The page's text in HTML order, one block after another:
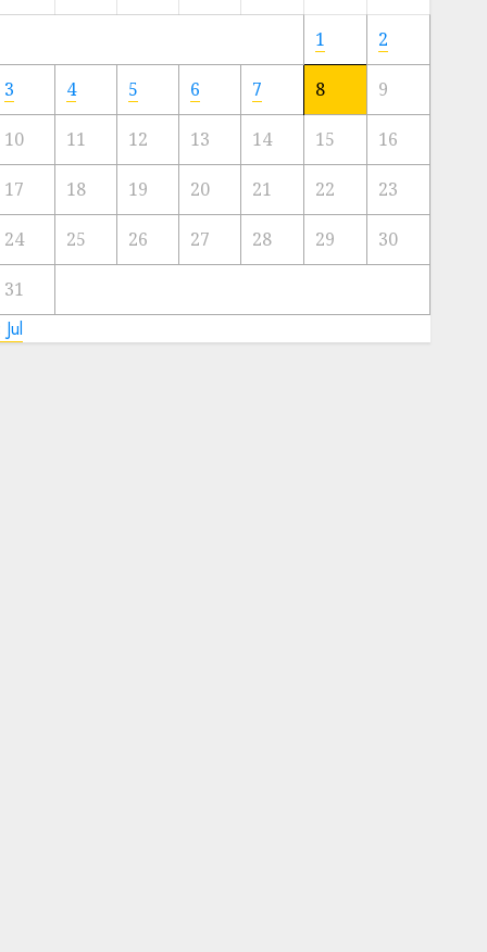
Artis
Kota
23/11/2024
0
1 2
3 4 5 6 7 8 9
10 11 12 13 14 15 16
17 18 19 20 21 22 23
24 25 26 27 28 29 30
31